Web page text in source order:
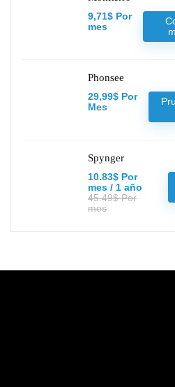
9,71$ Por
mes
Phonsee
29,99$ Por
Mes
Spynger
10.83$ Por
mes / 1 año
45.49$ Por
mes